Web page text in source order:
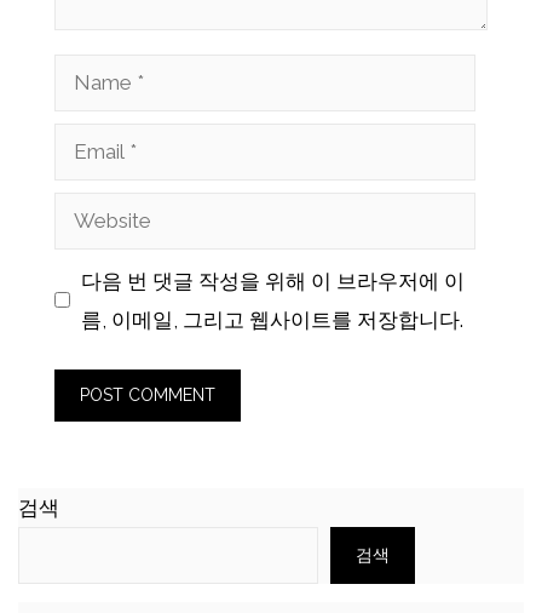
Name
Email
Website
다음 번 댓글 작성을 위해 이 브라우저에 이
름, 이메일, 그리고 웹사이트를 저장합니다.
검색
검색